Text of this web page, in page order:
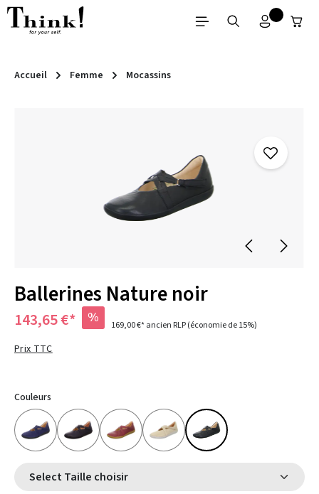
Passer au contenu principal
Accueil Femme Mocassins
Ballerines Nature noir
143,65 €* % 169,00 €*ancien RLP(économie de 15%)
Prix TTC
Couleurs
Select Taille choisir